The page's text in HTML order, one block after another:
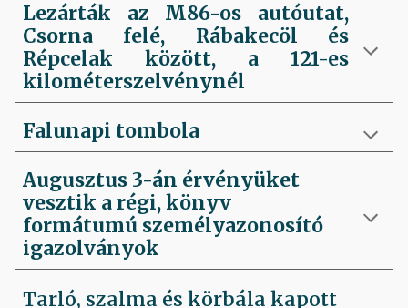
Lezárták az M86-os autóutat,
Csorna felé, Rábakecöl és
Répcelak között, a 121-es
kilométerszelvénynél
Falunapi tombola
Augusztus 3-án érvényüket
vesztik a régi, könyv
formátumú személyazonosító
igazolványok
Tarló, szalma és körbála kapott